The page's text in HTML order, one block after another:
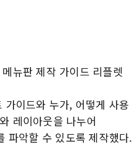
뉴판 제작 가이드 리플렛
가이드와 누가, 어떻게 사용
레이아웃을 나누어
파악할 수 있도록 제작했다.